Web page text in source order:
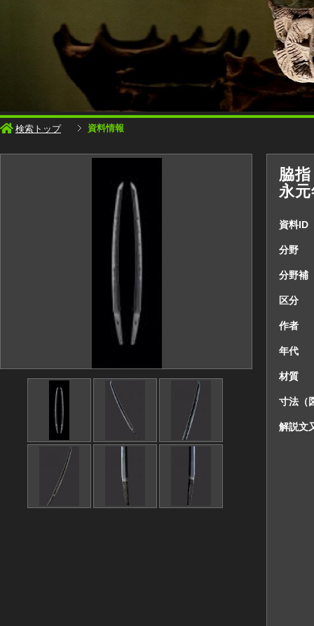
検索トップ 資料情報
脇
永
資料ID
分野
分野補
区分
作者
年代
材質
寸法（
解説文